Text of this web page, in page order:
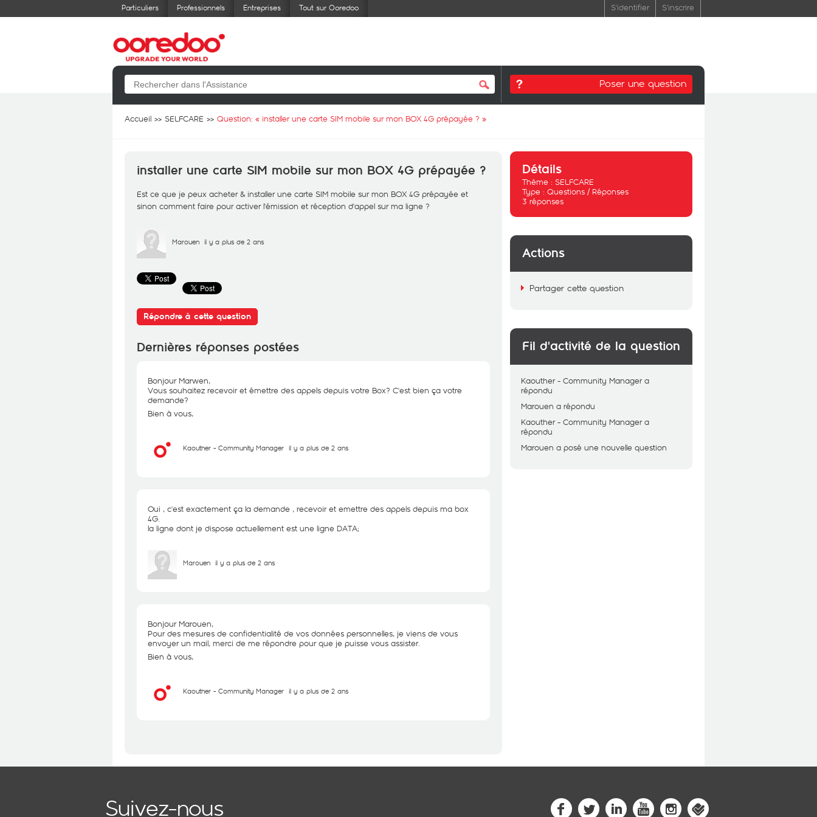
Particuliers Professionnels Entreprises Tout sur Ooredoo S'identifier S'inscrire
Poser une question
Accueil SELFCARE Question: « installer une carte SIM mobile sur mon BOX 4G prépayée ? »
installer une carte SIM mobile sur mon BOX 4G prépayée ?
Est ce que je peux acheter & installer une carte SIM mobile sur mon BOX 4G prépayée et
sinon comment faire pour activer l'émission et réception d'appel sur ma ligne ?
Marouen il y a plus de 2 ans
Répondre à cette question
Dernières réponses postées
Bonjour Marwen,
Vous souhaitez recevoir et émettre des appels depuis votre Box? C'est bien ça votre
demande?
Bien à vous,
Kaouther - Community Manager il y a plus de 2 ans
Oui , c'est exactement ça la demande , recevoir et emettre des appels depuis ma box
4G.
la ligne dont je dispose actuellement est une ligne DATA;
Marouen il y a plus de 2 ans
Bonjour Marouen,
Pour des mesures de confidentialité de vos données personnelles, je viens de vous
envoyer un mail, merci de me répondre pour que je puisse vous assister.
Bien à vous,
Kaouther - Community Manager il y a plus de 2 ans
Détails
Thème : SELFCARE
Type : Questions / Réponses
3 réponses
Actions
Partager cette question
Fil d'activité de la question
Kaouther - Community Manager a
répondu
Marouen a répondu
Kaouther - Community Manager a
répondu
Marouen a posé une nouvelle question
Suivez-nous